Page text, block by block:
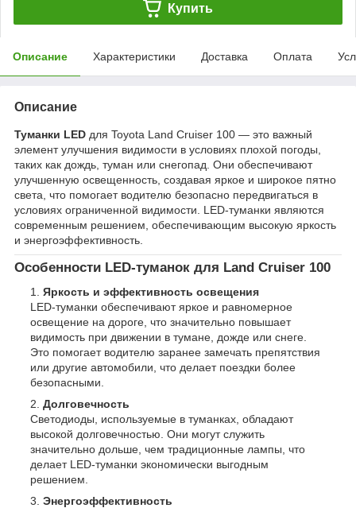
Купить
Описание Характеристики Доставка Оплата
Описание
Туманки LED для Toyota Land Cruiser 100 — это важный
элемент улучшения видимости в условиях плохой погоды,
таких как дождь, туман или снегопад. Они обеспечивают
улучшенную освещенность, создавая яркое и широкое пятно
света, что помогает водителю безопасно передвигаться в
условиях ограниченной видимости. LED-туманки являются
современным решением, обеспечивающим высокую яркость
и энергоэффективность.
Особенности LED-туманок для Land Cruiser 100
Яркость и эффективность освещения
LED-туманки обеспечивают яркое и равномерное
освещение на дороге, что значительно повышает
видимость при движении в тумане, дожде или снеге.
Это помогает водителю заранее замечать препятствия
или другие автомобили, что делает поездки более
безопасными.
Долговечность
Светодиоды, используемые в туманках, обладают
высокой долговечностью. Они могут служить
значительно дольше, чем традиционные лампы, что
делает LED-туманки экономически выгодным
решением.
Энергоэффективность